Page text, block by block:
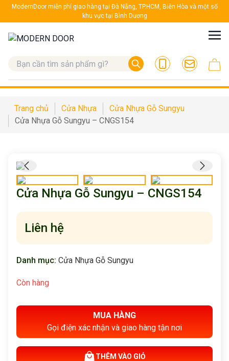
ModernDoor miễn phí giao hàng tại Đà Nẵng, TP.HCM, Biên Hòa và một số
khu vực tại Bình Dương
Trang chủ Cửa Nhựa
Cửa Nhựa Gỗ Sungyu
Cửa Nhựa Gỗ Sungyu – CNGS154
Cửa Nhựa Gỗ Sungyu – CNGS154
Liên hệ
Danh mục: Cửa Nhựa Gỗ Sungyu
Còn hàng
MUA HÀNG
Gọi điện xác nhận và giao hàng tận nơi
THÊM VÀO GIỎ